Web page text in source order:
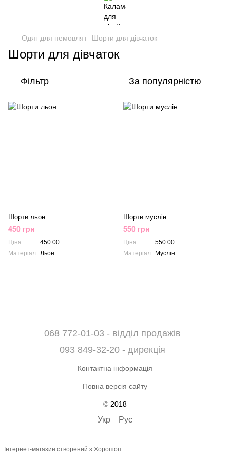
Одяг для немовлят Шорти для дівчаток
Шорти для дівчаток
Фільтр За популярністю
Шорти льон
450 грн
Ціна
450.00
Матеріал
Льон
Шорти муслін
550 грн
Ціна
550.00
Матеріал
Муслін
068 772-01-03 - відділ продажів
093 849-32-20 - дирекція
Контактна інформація
Повна версія сайту
© 2018
Укр Рус
Інтернет-магазин створений з Хорошоп